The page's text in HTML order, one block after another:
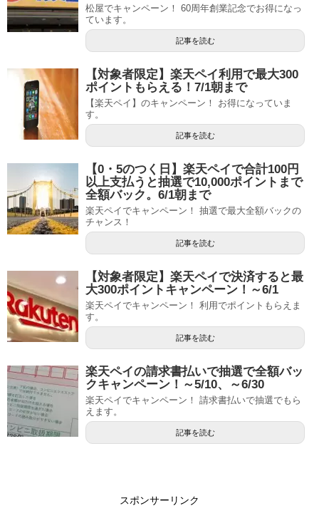
松屋でキャンペーン！ 60周年創業記念でお得になっ
ています。
記事を読む
【対象者限定】楽天ペイ利用で最大300
ポイントもらえる！7/1朝まで
【楽天ペイ】のキャンペーン！ お得になっていま
す。
記事を読む
【0・5のつく日】楽天ペイで合計100円
以上支払うと抽選で10,000ポイントまで
全額バック。6/1朝まで
楽天ペイでキャンペーン！ 抽選で最大全額バックの
チャンス！
記事を読む
【対象者限定】楽天ペイで決済すると最
大300ポイントキャンペーン！～6/1
楽天ペイでキャンペーン！ 利用でポイントもらえま
す。
記事を読む
楽天ペイの請求書払いで抽選で全額バッ
クキャンペーン！～5/10、～6/30
楽天ペイでキャンペーン！ 請求書払いで抽選でもら
えます。
記事を読む
スポンサーリンク